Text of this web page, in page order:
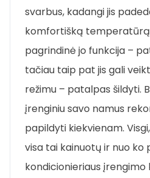
svarbus, kadangi jis
komfortišką temperatūrą
pagrindinė jo funkcija –
tačiau taip pat jis gali
režimu – patalpas šildyti.
įrenginiu savo namus
papildyti kiekvienam.
visa tai kainuotų ir nuo ko
kondicionieriaus įrengimo